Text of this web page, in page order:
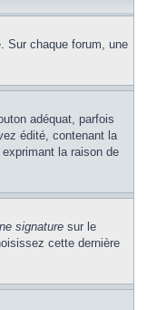
Sur chaque forum, une
adéquat, parfois
édité, contenant la
exprimant la raison de
signature sur le
cette dernière